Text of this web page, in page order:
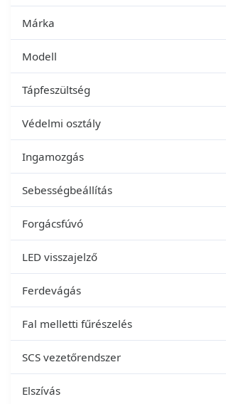
Márka
Modell
Tápfeszültség
Védelmi osztály
Ingamozgás
Sebességbeállítás
Forgácsfúvó
LED visszajelző
Ferdevágás
Fal melletti fűrészelés
SCS vezetőrendszer
Elszívás